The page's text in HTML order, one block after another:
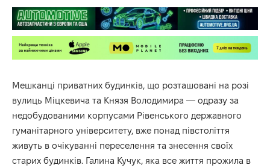
Мешканці приватних будинків, що розташовані на розі
вулиць Міцкевича та Князя Володимира — одразу за
недобудованими корпусами Рівенського державного
гуманітарного університету, вже понад півстоліття
живуть в очікуванні переселення та знесення своїх
старих будинків. Галина Кучук, яка все життя прожила в